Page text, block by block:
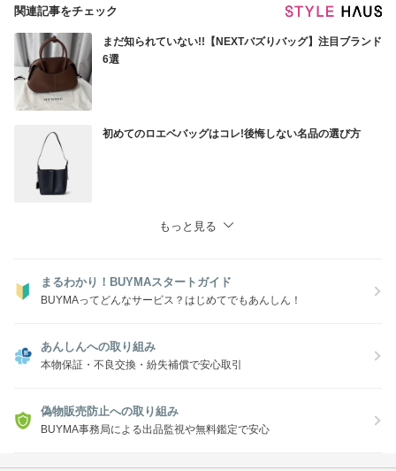
関連記事をチェック
まだ知られていない!!【NEXTバズりバッグ】注目ブランド
6選
初めてのロエベバッグはコレ!後悔しない名品の選び方
もっと見る
まるわかり！BUYMAスタートガイド
BUYMAってどんなサービス？はじめてでもあんしん！
あんしんへの取り組み
本物保証・不良交換・紛失補償で安心取引
偽物販売防止への取り組み
BUYMA事務局による出品監視や無料鑑定で安心